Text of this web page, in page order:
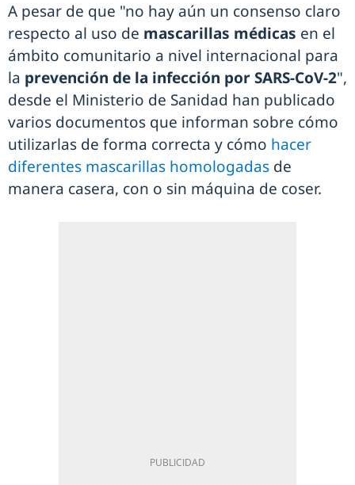
A pesar de que "no hay aún un consenso claro
respecto al uso de mascarillas médicas en el
ámbito comunitario a nivel internacional para
la prevención de la infección por SARS-CoV-2",
desde el Ministerio de Sanidad han publicado
varios documentos que informan sobre cómo
utilizarlas de forma correcta y cómo hacer
diferentes mascarillas homologadas de
manera casera, con o sin máquina de coser.